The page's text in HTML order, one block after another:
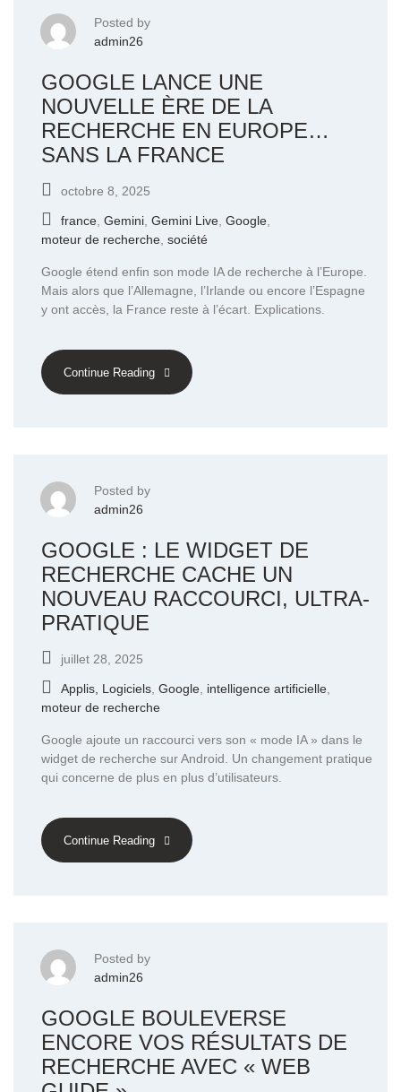
Posted by
admin26
GOOGLE LANCE UNE
NOUVELLE ÈRE DE LA
RECHERCHE EN EUROPE…
SANS LA FRANCE
octobre 8, 2025
france Gemini Gemini Live Google
moteur de recherche société
Google étend enfin son mode IA de recherche à l’Europe.
Mais alors que l’Allemagne, l’Irlande ou encore l’Espagne
y ont accès, la France reste à l’écart. Explications.
Continue Reading
Posted by
admin26
GOOGLE : LE WIDGET DE
RECHERCHE CACHE UN
NOUVEAU RACCOURCI, ULTRA-
PRATIQUE
juillet 28, 2025
Applis, Logiciels, Google, intelligence artificielle,
moteur de recherche
Google ajoute un raccourci vers son « mode IA » dans le
widget de recherche sur Android. Un changement pratique
qui concerne de plus en plus d’utilisateurs.
Continue Reading
Posted by
admin26
GOOGLE BOULEVERSE
ENCORE VOS RÉSULTATS DE
RECHERCHE AVEC « WEB